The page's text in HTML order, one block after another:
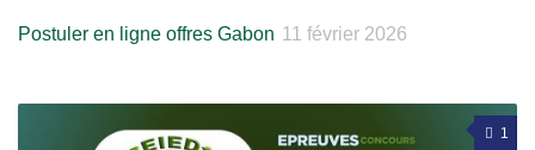
Postuler en ligne offres Gabon 11 février 2026
1